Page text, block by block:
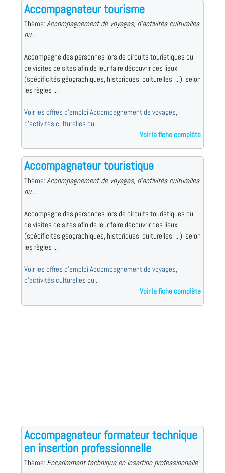
Accompagnateur tourisme
Thème:Accompagnement de voyages, d'activités culturelles
ou...
Accompagne des personnes lors de circuits touristiques ou
de visites de sites afin de leur faire découvrir des lieux
(spécificités géographiques, historiques, culturelles, ...), selon
les règles ...
Voir les offres d'emploi Accompagnement de voyages,
d'activités culturelles ou...
Voir la fiche complète
Accompagnateur touristique
Thème:Accompagnement de voyages, d'activités culturelles
ou...
Accompagne des personnes lors de circuits touristiques ou
de visites de sites afin de leur faire découvrir des lieux
(spécificités géographiques, historiques, culturelles, ...), selon
les règles ...
Voir les offres d'emploi Accompagnement de voyages,
d'activités culturelles ou...
Voir la fiche complète
Accompagnateur formateur technique
en insertion professionnelle
Thème: Encadrement technique en insertion professionnelle